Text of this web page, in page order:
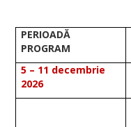
PERIOADĂ
PROGRAM
5 – 11 decembrie
2026